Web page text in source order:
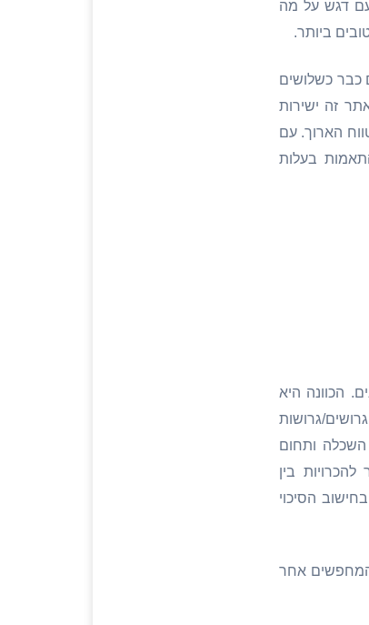
עם דגש על מה
ביותר.
כבר כשלושים
זה ישירות
הארוך. עם
בעלות
הכוונה היא
גרושות
השכלה ותחום
בין
הסיכוי
המחפשים אחר